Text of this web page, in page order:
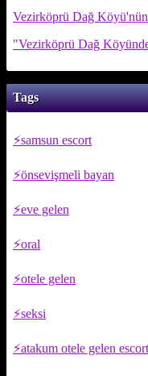
Vezirköprü Dağ Köyü'nün
"Vezirköprü Dağ
Tags
samsun escort
önsevişmeli bayan
eve gelen
oral
otele gelen
seksi
atakum otele gelen escort